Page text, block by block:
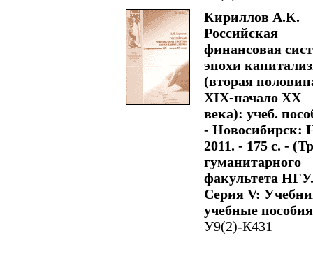
Кириллов А.К.
Российская
финансовая
эпохи
(вторая
XIX-начало XX
века): учеб.
- Новосибирск:
2011. - 175 с. -
гуманитарного
факультета НГУ.
Серия V:
учебные
У9(2)-К431